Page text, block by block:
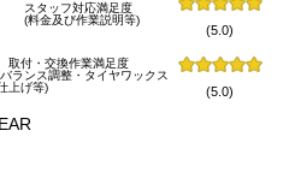
スタッフ対応満足度
(料金及び作業説明等)
(5.0)
取付・交換作業満足度
ランス調整・タイヤワックス
上げ等)
(5.0)